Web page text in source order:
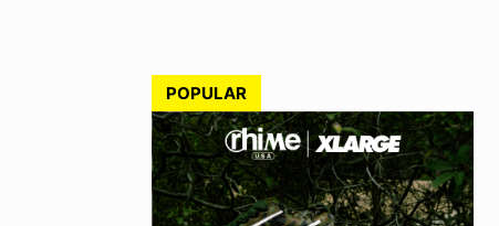
POPULAR